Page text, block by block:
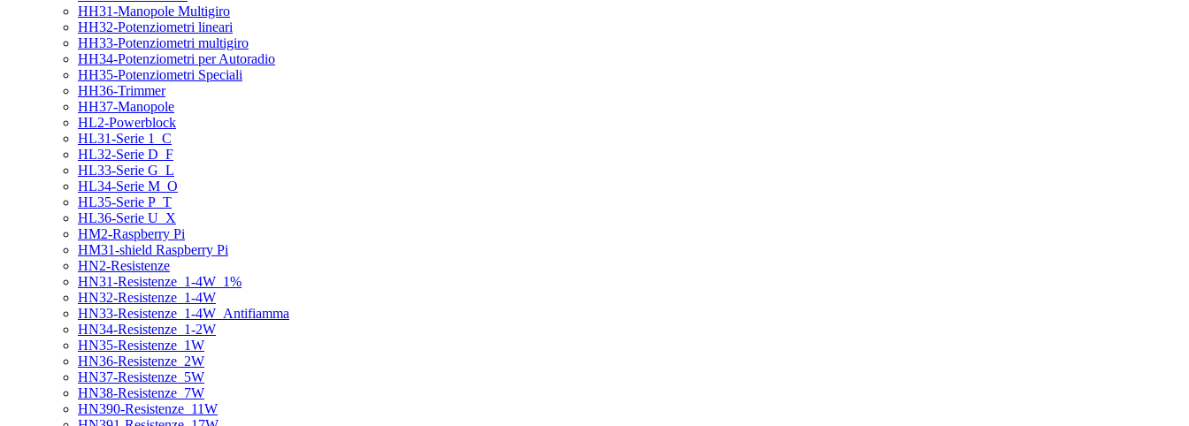
HH31-Manopole Multigiro
HH32-Potenziometri lineari
HH33-Potenziometri multigiro
HH34-Potenziometri per Autoradio
HH35-Potenziometri Speciali
HH36-Trimmer
HH37-Manopole
HL2-Powerblock
HL31-Serie 1_C
HL32-Serie D_F
HL33-Serie G_L
HL34-Serie M_O
HL35-Serie P_T
HL36-Serie U_X
HM2-Raspberry Pi
HM31-shield Raspberry Pi
HN2-Resistenze
HN31-Resistenze_1-4W_1%
HN32-Resistenze_1-4W
HN33-Resistenze_1-4W_Antifiamma
HN34-Resistenze_1-2W
HN35-Resistenze_1W
HN36-Resistenze_2W
HN37-Resistenze_5W
HN38-Resistenze_7W
HN390-Resistenze_11W